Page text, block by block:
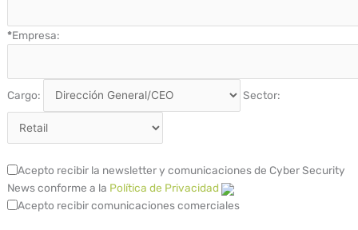
*Empresa:
Cargo: Sector:
Acepto recibir la newsletter y comunicaciones de Cyber Security
News conforme a la Política de Privacidad
Acepto recibir comunicaciones comerciales